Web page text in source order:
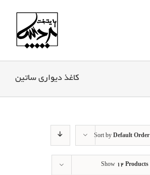
کاغذ دیواری ساتین
Sort by Default Order
Show 12 Products